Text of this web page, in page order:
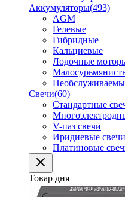
Аккумуляторы(493)
AGM
Гелевые
Гибридные
Кальциевые
Лодочные
Свечи(60)
Стандартные
V-паз свечи
Иридиевые свечи
Платиновые
Товар дня